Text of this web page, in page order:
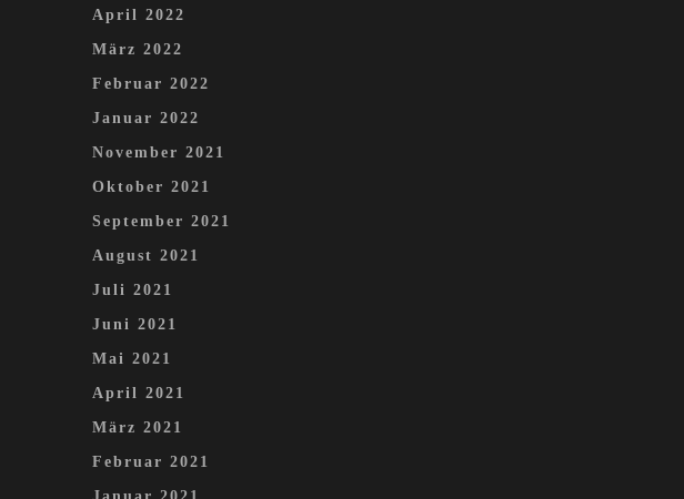
April 2022
März 2022
Februar 2022
Januar 2022
November 2021
Oktober 2021
September 2021
August 2021
Juli 2021
Juni 2021
Mai 2021
April 2021
März 2021
Februar 2021